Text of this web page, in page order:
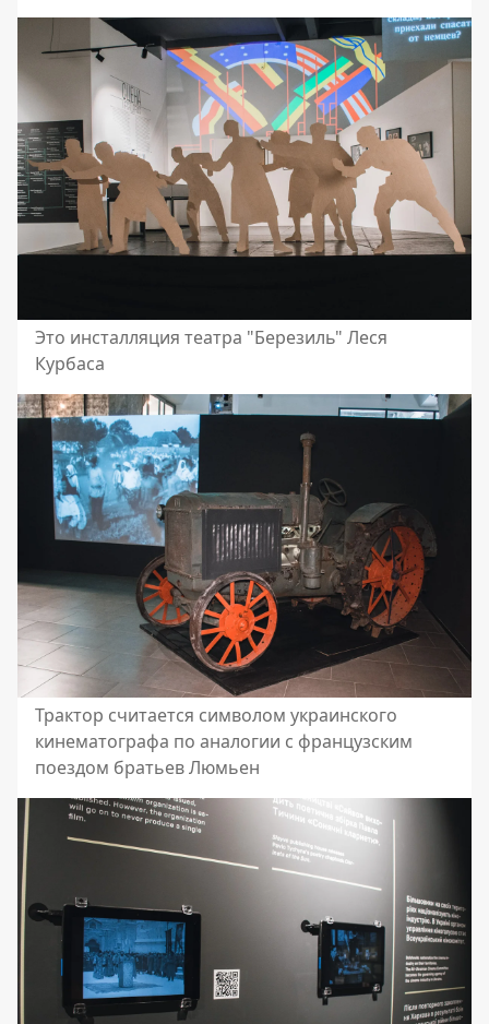
Это инсталляция театра "Березиль" Леся
Курбаса
Трактор считается символом украинского
кинематографа по аналогии с французским
поездом братьев Люмьен